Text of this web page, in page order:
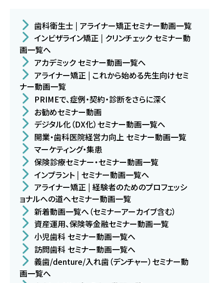
歯科衛生士 | アライナー矯正セミナー動画一覧
インビザライン矯正 | クリンチェック セミナー動
画一覧へ
アカデミック セミナー動画一覧へ
アライナー矯正 | これから始める先生向けセミ
ナー動画一覧
PRIMEで、症例・契約・診断をさらに深く
お勧めセミナー動画
デジタル化（DX化）セミナー動画一覧へ
開業・歯科医院経営力向上 セミナー動画一覧
マーケティング・集患
保険診療セミナー・セミナー動画一覧
インプラント | セミナー動画一覧へ
アライナー矯正 | 経験者のためのプロフェッシ
ョナルへの道へセミナー動画一覧
新着動画一覧へ（セミナーアーカイブ含む）
資産運用、保険等金融セミナー動画一覧
小児歯科 セミナー動画一覧へ
訪問歯科 セミナー動画一覧へ
義歯/denture/入れ歯（デンチャー）セミナー動
画一覧へ